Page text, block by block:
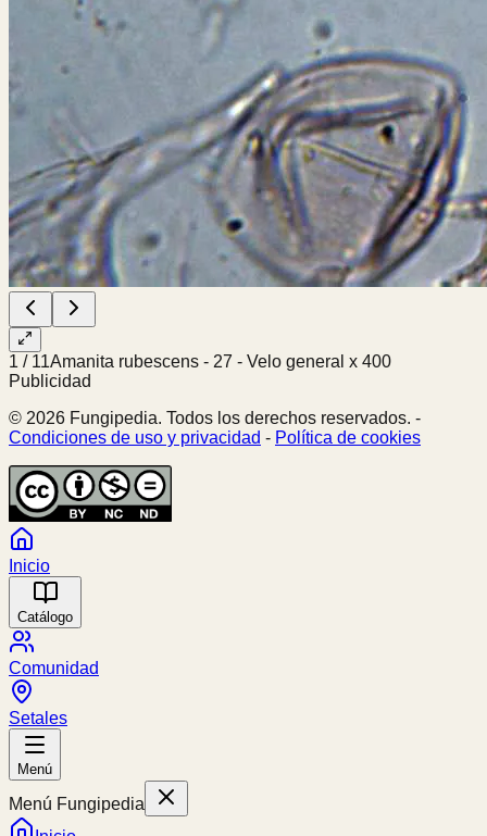
1 / 11Amanita rubescens - 27 - Velo general x 400
Publicidad
© 2026 Fungipedia. Todos los derechos reservados. -
Condiciones de uso y privacidad - Política de cookies
Inicio
Catálogo
Comunidad
Setales
Menú
Menú Fungipedia